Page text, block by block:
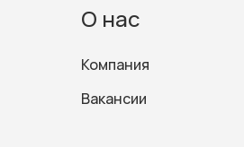
О нас
Компания
Вакансии